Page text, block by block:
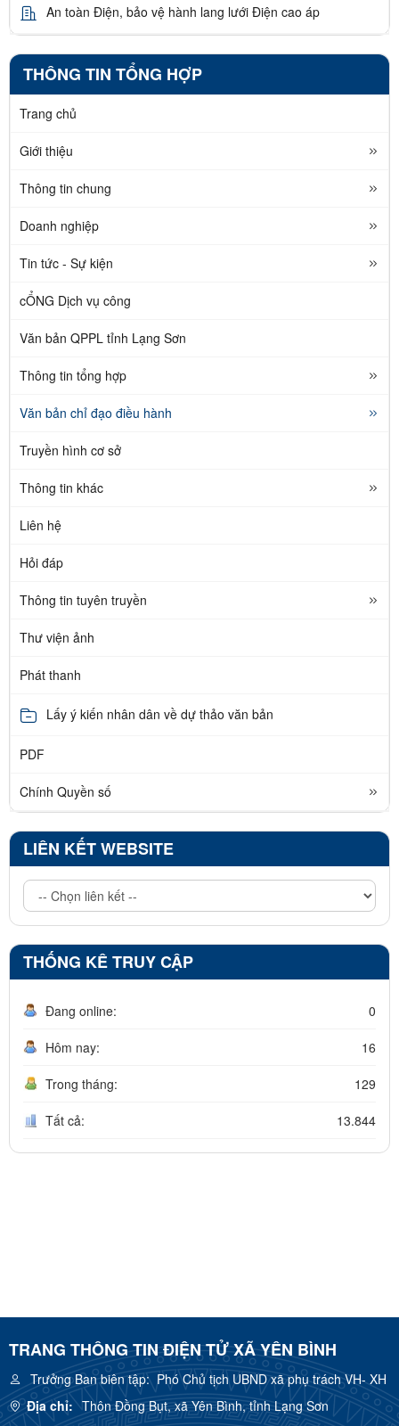
An toàn Điện, bảo vệ hành lang lưới Điện cao áp
THÔNG TIN TỔNG HỢP
Trang chủ
Giới thiệu
Thông tin chung
Doanh nghiệp
Tin tức - Sự kiện
cỔNG Dịch vụ công
Văn bản QPPL tỉnh Lạng Sơn
Thông tin tổng hợp
Văn bản chỉ đạo điều hành
Truyền hình cơ sở
Thông tin khác
Liên hệ
Hỏi đáp
Thông tin tuyên truyền
Thư viện ảnh
Phát thanh
Lấy ý kiến nhân dân về dự thảo văn bản
PDF
Chính Quyền số
LIÊN KẾT WEBSITE
THỐNG KÊ TRUY CẬP
Đang online: 0
Hôm nay: 16
Trong tháng: 129
Tất cả: 13.844
TRANG THÔNG TIN ĐIỆN TỬ XÃ YÊN BÌNH
Trưởng Ban biên tập:Phó Chủ tịch UBND xã phụ trách VH- XH
Địa chỉ: Thôn Đồng Bụt, xã Yên Bình, tỉnh Lạng Sơn